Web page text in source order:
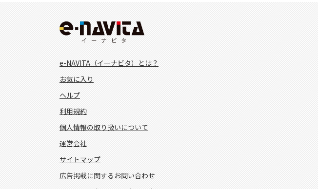
e-NAVITA（イーナビタ）とは？
お気に入り
ヘルプ
利用規約
個人情報の取り扱いについて
運営会社
サイトマップ
広告掲載に関するお問い合わせ